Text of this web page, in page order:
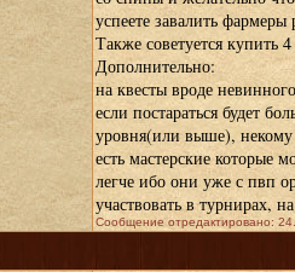
успеете завалить
Также советуется купить
Дополнительно:
на квесты вроде
если постараться будет
уровня(или выше), некому
есть мастерские которые
легче ибо они уже с пвп
участвовать в турнирах,
Сообщение отредактировано: